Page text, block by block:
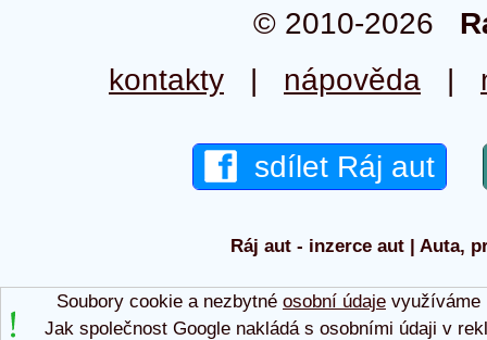
© 2010-2026
kontakty | nápověda |
sdílet Ráj aut
Ráj aut - inzerce aut | Auta,
Soubory cookie a nezbytné osobní údajevyužíváme
Jak společnost Google nakládá s osobními údaji v